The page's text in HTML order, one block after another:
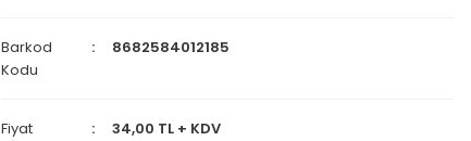
Barkod
Kodu
8682584012185
Fiyat 34,00 TL + KDV